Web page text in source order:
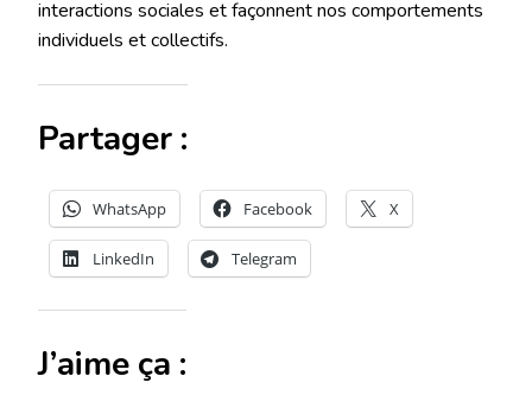
interactions sociales et façonnent nos comportements
individuels et collectifs.
Partager :
WhatsApp Facebook X
LinkedIn Telegram
J’aime ça :